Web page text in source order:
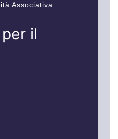
Associativa
il